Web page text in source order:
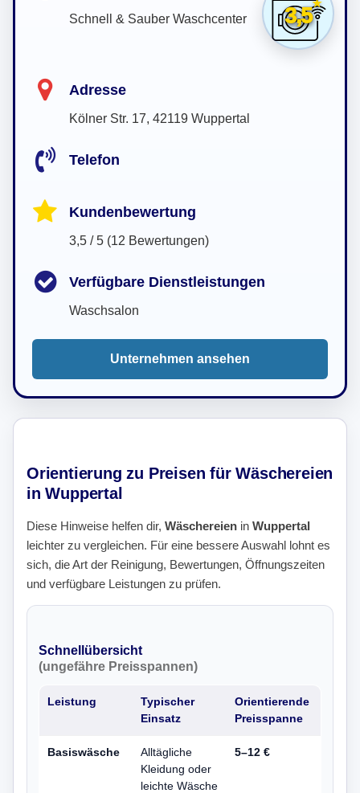
3,5
Schnell & Sauber Waschcenter
Adresse
Kölner Str. 17, 42119 Wuppertal
Telefon
Kundenbewertung
3,5 / 5 (12 Bewertungen)
Verfügbare Dienstleistungen
Waschsalon
Unternehmen ansehen
Orientierung zu Preisen für Wäschereien
in Wuppertal
Diese Hinweise helfen dir, Wäschereien in Wuppertal
leichter zu vergleichen. Für eine bessere Auswahl lohnt es
sich, die Art der Reinigung, Bewertungen, Öffnungszeiten
und verfügbare Leistungen zu prüfen.
Schnellübersicht
(ungefähre Preisspannen)
Leistung
Typischer
Einsatz
Orientierende
Preisspanne
Basiswäsche
Alltägliche
Kleidung oder
leichte Wäsche
5–12 €